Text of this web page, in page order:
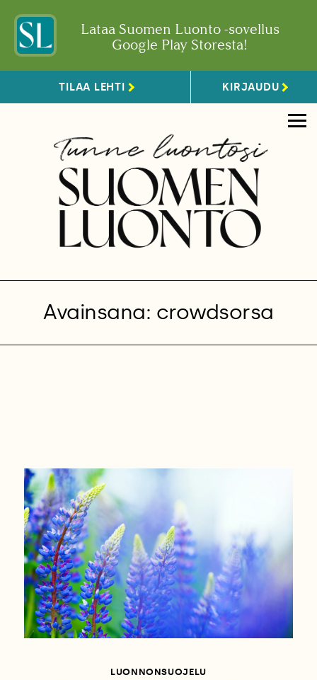
Lataa Suomen Luonto -sovellus
Google Play Storesta!
TILAA LEHTI KIRJAUDU
Avainsana: crowdsorsa
LUONNONSUOJELU